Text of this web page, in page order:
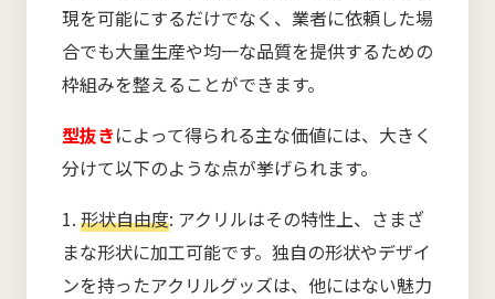
現を可能にするだけでなく、業者に依頼した場
合でも大量生産や均一な品質を提供するための
枠組みを整えることができます。
型抜きによって得られる主な価値には、大きく
分けて以下のような点が挙げられます。
1. 形状自由度: アクリルはその特性上、さまざ
まな形状に加工可能です。独自の形状やデザイ
ンを持ったアクリルグッズは、他にはない魅力